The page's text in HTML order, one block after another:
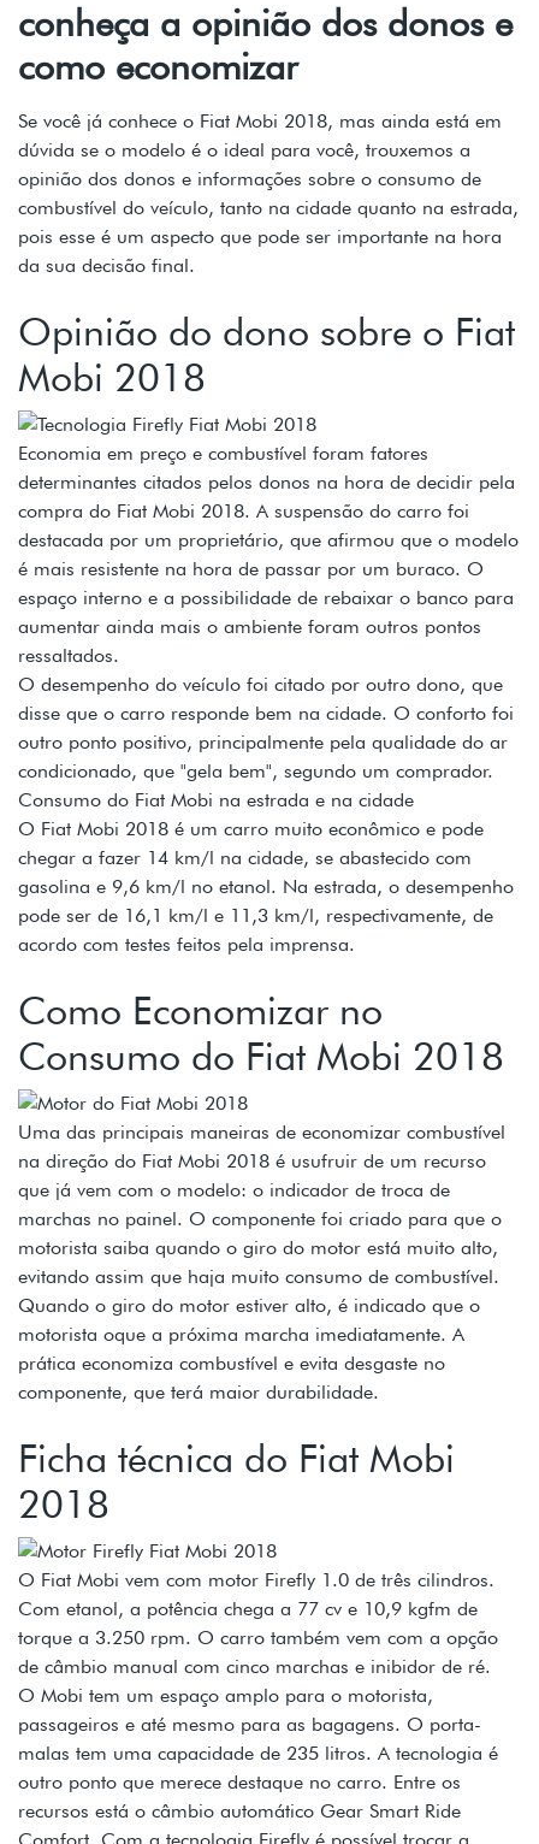
conheça a opinião dos donos e
como economizar
Se você já conhece o Fiat Mobi 2018, mas ainda está em
dúvida se o modelo é o ideal para você, trouxemos a
opinião dos donos e informações sobre o consumo de
combustível do veículo, tanto na cidade quanto na estrada,
pois esse é um aspecto que pode ser importante na hora
da sua decisão final.
Opinião do dono sobre o Fiat
Mobi 2018
Economia em preço e combustível foram fatores
determinantes citados pelos donos na hora de decidir pela
compra do Fiat Mobi 2018. A suspensão do carro foi
destacada por um proprietário, que afirmou que o modelo
é mais resistente na hora de passar por um buraco. O
espaço interno e a possibilidade de rebaixar o banco para
aumentar ainda mais o ambiente foram outros pontos
ressaltados.
O desempenho do veículo foi citado por outro dono, que
disse que o carro responde bem na cidade. O conforto foi
outro ponto positivo, principalmente pela qualidade do ar
condicionado, que "gela bem", segundo um comprador.
Consumo do Fiat Mobi na estrada e na cidade
O Fiat Mobi 2018 é um carro muito econômico e pode
chegar a fazer 14 km/l na cidade, se abastecido com
gasolina e 9,6 km/l no etanol. Na estrada, o desempenho
pode ser de 16,1 km/l e 11,3 km/l, respectivamente, de
acordo com testes feitos pela imprensa.
Como Economizar no
Consumo do Fiat Mobi 2018
Uma das principais maneiras de economizar combustível
na direção do Fiat Mobi 2018 é usufruir de um recurso
que já vem com o modelo: o indicador de troca de
marchas no painel. O componente foi criado para que o
motorista saiba quando o giro do motor está muito alto,
evitando assim que haja muito consumo de combustível.
Quando o giro do motor estiver alto, é indicado que o
motorista oque a próxima marcha imediatamente. A
prática economiza combustível e evita desgaste no
componente, que terá maior durabilidade.
Ficha técnica do Fiat Mobi
2018
O Fiat Mobi vem com motor Firefly 1.0 de três cilindros.
Com etanol, a potência chega a 77 cv e 10,9 kgfm de
torque a 3.250 rpm. O carro também vem com a opção
de câmbio manual com cinco marchas e inibidor de ré.
O Mobi tem um espaço amplo para o motorista,
passageiros e até mesmo para as bagagens. O porta-
malas tem uma capacidade de 235 litros. A tecnologia é
outro ponto que merece destaque no carro. Entre os
recursos está o câmbio automático Gear Smart Ride